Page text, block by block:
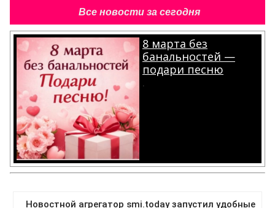
Все новости за сегодня
8 марта без
банальностей —
подари песню
.